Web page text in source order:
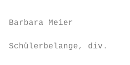
Barbara Meier
Schülerbelange, div.